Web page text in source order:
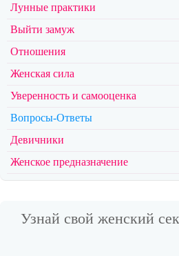
Лунные практики
Выйти замуж
Отношения
Женская сила
Уверенность и самооценка
Вопросы-Ответы
Девичники
Женское предназначение
Узнай свой женский